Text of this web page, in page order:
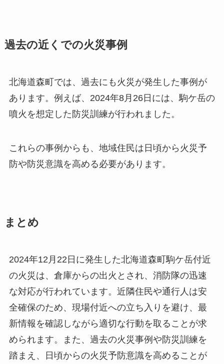
過去の近くでの火災事例
北海道森町では、過去にも火災が発生した事例が
あります。例えば、2024年8月26日には、駒ケ岳の
噴火を想定した防災訓練が行われました。
これらの事例からも、地域住民は日頃から火災予
防や防災意識を高める必要があります。
まとめ
2024年12月22日に発生した北海道森町駒ケ岳付近
の火災は、倉庫からの出火とされ、消防隊の迅速
な対応が行われています。近隣住民や通行人は安
全確保のため、現場付近への立ち入りを避け、最
新情報を確認しながら適切な行動を取ることが求
められます。また、過去の火災事例や防災訓練を
踏まえ、日頃からの火災予防意識を高めることが